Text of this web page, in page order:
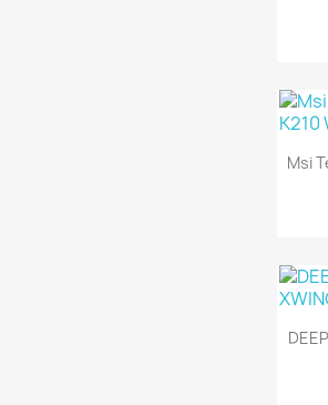
Msi